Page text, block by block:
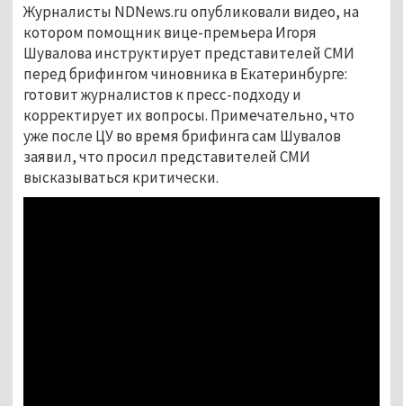
Журналисты NDNews.ru опубликовали видео, на
котором помощник вице-премьера Игоря
Шувалова инструктирует представителей СМИ
перед брифингом чиновника в Екатеринбурге:
готовит журналистов к пресс-подходу и
корректирует их вопросы. Примечательно, что
уже после ЦУ во время брифинга сам Шувалов
заявил, что просил представителей СМИ
высказываться критически.